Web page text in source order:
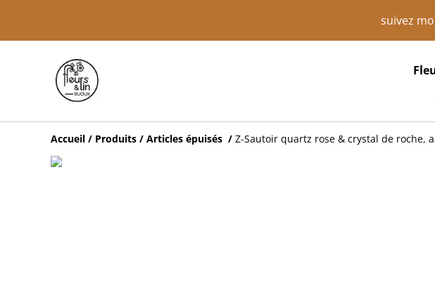
suivez
Accueil / Produits / Articles épuisés / Z-Sautoir quartz rose & crystal de roche,